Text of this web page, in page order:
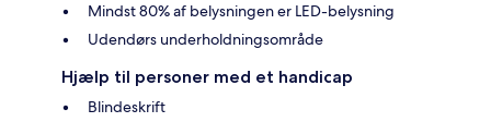
Mindst 80% af belysningen er LED-belysning
Udendørs underholdningsområde
Hjælp til personer med et handicap
Blindeskrift